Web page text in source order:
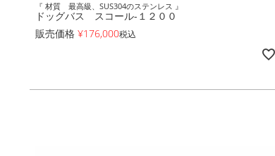
『 材質 最高級、SUS304のステンレス 』
ドッグバス スコール-１２００
販売価格 ¥176,000税込